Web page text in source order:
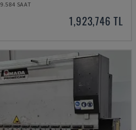
9.584 SAAT
1,923,746 TL